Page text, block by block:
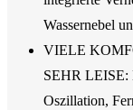
Wassernebel
VIELE
SEHR LEISE:
Oszillation,